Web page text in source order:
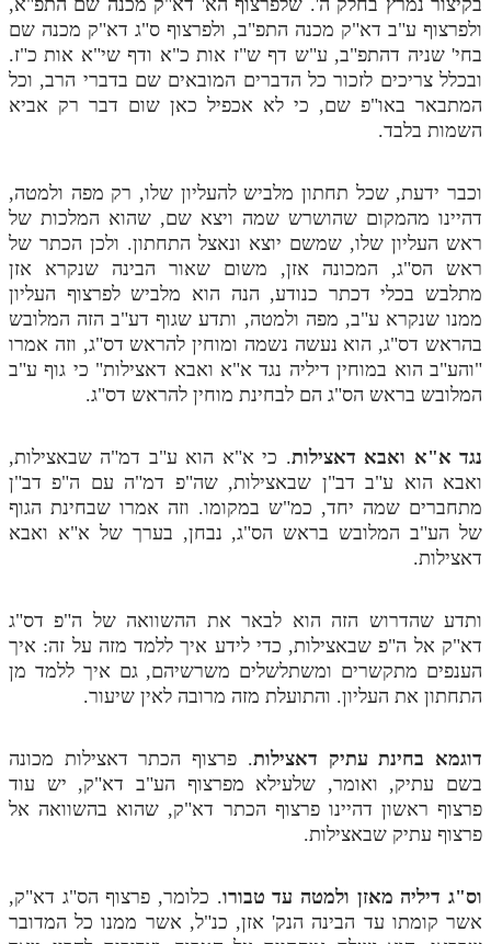
ולפרצוף ע"ב דא"ק מכנה התפ"ב, ולפרצוף ס"ג דא"ק מכנה שם
בחי' שניה דהתפ"ב, ע"ש דף ש"ז אות כ"א ודף שי"א אות כ"ז.
ובכלל צריכים לזכור כל הדברים המובאים שם בדברי הרב, וכל
המתבאר באו"פ שם, כי לא אכפיל כאן שום דבר רק אביא
השמות בלבד.
וכבר ידעת, שכל תחתון מלביש להעליון שלו, רק מפה ולמטה,
דהיינו מהמקום שהושרש שמה ויצא שם, שהוא המלכות של
ראש העליון שלו, שמשם יוצא ונאצל התחתון. ולכן הכתר של
ראש הס"ג, המכונה אזן, משום שאור הבינה שנקרא אזן
מתלבש בכלי דכתר כנודע, הנה הוא מלביש לפרצוף העליון
ממנו שנקרא ע"ב, מפה ולמטה, ותדע שגוף דע"ב הזה המלובש
בהראש דס"ג, הוא נעשה נשמה ומוחין להראש דס"ג, וזה אמרו
"והע"ב הוא במוחין דיליה נגד א"א ואבא דאצילות" כי גוף ע"ב
המלובש בראש הס"ג הם לבחינת מוחין להראש דס"ג.
נגד א"א ואבא דאצילות. כי א"א הוא ע"ב דמ"ה שבאצילות,
ואבא הוא ע"ב דב"ן שבאצילות, שה"פ דמ"ה עם ה"פ דב"ן
מתחברים שמה יחד, כמ"ש במקומו. וזה אמרו שבחינת הגוף
של הע"ב המלובש בראש הס"ג, נבחן, בערך של א"א ואבא
דאצילות.
ותדע שהדרוש הזה הוא לבאר את ההשוואה של ה"פ דס"ג
דא"ק אל ה"פ שבאצילות, כדי לידע איך ללמד מזה על זה: איך
הענפים מתקשרים ומשתלשלים משרשיהם, גם איך ללמד מן
התחתון את העליון. והתועלת מזה מרובה לאין שיעור.
דוגמא בחינת עתיק דאצילות. פרצוף הכתר דאצילות מכונה
בשם עתיק, ואומר, שלעילא מפרצוף הע"ב דא"ק, יש עוד
פרצוף ראשון דהיינו פרצוף הכתר דא"ק, שהוא בהשוואה אל
פרצוף עתיק שבאצילות.
וס"ג דיליה מאזן ולמטה עד טבורו. כלומר, פרצוף הס"ג דא"ק,
אשר קומתו עד הבינה הנק' אזן, כנ"ל, אשר ממנו כל המדובר